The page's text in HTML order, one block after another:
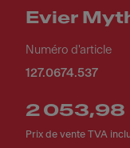
Evier
Numéro d'article
127.0674.537
2 053,98
Prix de vente TVA